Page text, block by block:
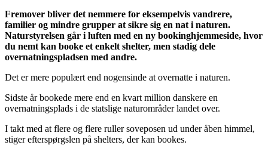
Fremover bliver det nemmere for eksempelvis vandrere,
familier og mindre grupper at sikre sig en nat i naturen.
Naturstyrelsen går i luften med en ny bookinghjemmeside, hvor
du nemt kan booke et enkelt shelter, men stadig dele
overnatningspladsen med andre.
Det er mere populært end nogensinde at overnatte i naturen.
Sidste år bookede mere end en kvart million danskere en
overnatningsplads i de statslige naturområder landet over.
I takt med at flere og flere ruller soveposen ud under åben himmel,
stiger efterspørgslen på shelters, der kan bookes.